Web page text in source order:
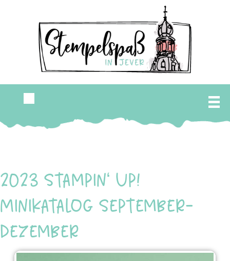
2023 Stampin‘ Up!
Minikatalog September-
Dezember